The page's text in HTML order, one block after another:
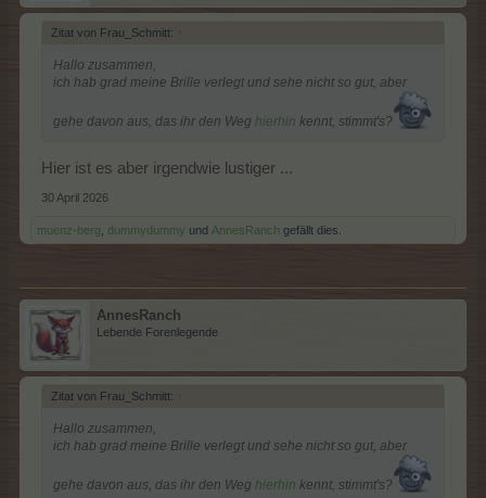
Zitat von Frau_Schmitt: ↑
Hallo zusammen,
ich hab grad meine Brille verlegt und sehe nicht so gut, aber
gehe davon aus, das ihr den Weg hierhin kennt, stimmt's?
Hier ist es aber irgendwie lustiger ...
30 April 2026
muenz-berg dummydummy und AnnesRanch gefällt dies.
AnnesRanch
Lebende Forenlegende
Zitat von Frau_Schmitt: ↑
Hallo zusammen,
ich hab grad meine Brille verlegt und sehe nicht so gut, aber
gehe davon aus, das ihr den Weg hierhin kennt, stimmt's?